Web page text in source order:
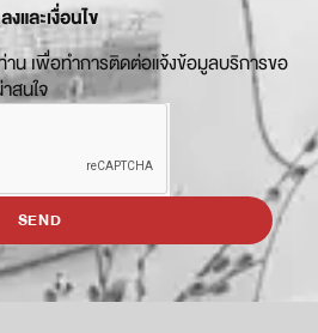
และเงื่อนไข
น เพื่อทำการติดต่อแจ้งข้อมูลบริการขอ
สนใจ
SEND